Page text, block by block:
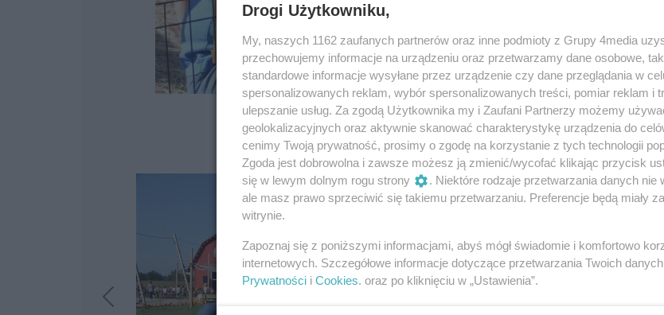
141 / 164
Drogi Użytkowniku,
My, naszych 1162 zaufanych partnerów oraz inne podmioty z Grupy 4media
przechowujemy informacje na urządzeniu oraz przetwarzamy dane osobowe,
standardowe informacje wysyłane przez urządzenie czy dane przeglądania w
spersonalizowanych reklam, wybór spersonalizowanych treści, pomiar reklam i
ulepszanie usług. Za zgodą Użytkownika my i Zaufani Partnerzy możemy
geolokalizacyjnych oraz aktywnie skanować charakterystykę urządzenia do
cenimy Twoją prywatność, prosimy o zgodę na korzystanie z tych technologii
Zgoda jest dobrowolna i zawsze możesz ją zmienić/wycofać klikając przycisk
się w lewym dolnym rogu strony
. Niektóre rodzaje przetwarzania danych
ale masz prawo sprzeciwić się takiemu przetwarzaniu. Preferencje będą miały
witrynie.
Zapoznaj się z poniższymi informacjami, abyś mógł świadomie i komfortowo
internetowych. Szczegółowe informacje dotyczące przetwarzania Twoich
Prywatności i Cookies. oraz po kliknięciu w „Ustawienia”.